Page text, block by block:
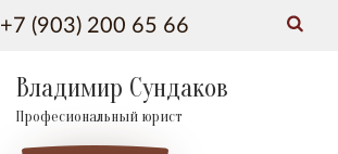
+7 (903) 200 65 66
Владимир Сундаков
Професиональный юрист